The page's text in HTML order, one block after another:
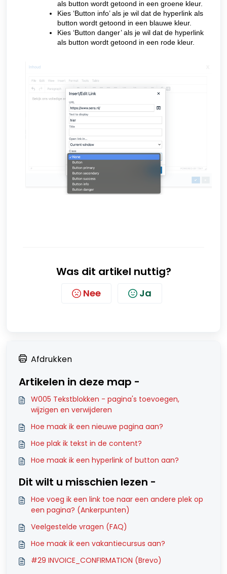
als button wordt getoond in een groene kleur.
Kies ‘Button info’ als je wil dat de hyperlink als
button wordt getoond in een blauwe kleur.
Kies ‘Button danger’ als je wil dat de hyperlink
als button wordt getoond in een rode kleur.
Was dit artikel nuttig?
Nee Ja
Afdrukken
Artikelen in deze map -
W005 Tekstblokken - pagina's toevoegen,
wijzigen en verwijderen
Hoe maak ik een nieuwe pagina aan?
Hoe plak ik tekst in de content?
Hoe maak ik een hyperlink of button aan?
Dit wilt u misschien lezen -
Hoe voeg ik een link toe naar een andere plek op
een pagina? (Ankerpunten)
Veelgestelde vragen (FAQ)
Hoe maak ik een vakantiecursus aan?
#29 INVOICE_CONFIRMATION (Brevo)